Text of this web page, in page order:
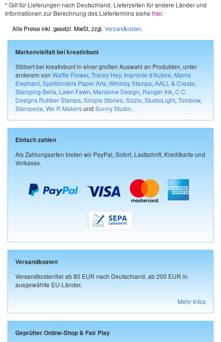
* Gilt für Lieferungen nach Deutschland. Lieferzeiten für andere Länder und
Informationen zur Berechnung des Liefertermins siehe hier.
Alle Preise inkl. gesetzl. MwSt, zzgl. Versandkosten.
Markenvielfalt bei kreativbunt
Stöbert bei kreativbunt in einer großen Auswahl an Produkten, unter
anderem von Waffle Flower, Tracey Hey, Impronte d'Autore, Mama
Elephant, Spellbinders Paper Arts, Whimsy Stamps, AALL & Create,
Stamping Bella, Lawn Fawn, Marianne Design, Ranger Ink, C.C.
Designs Rubber Stamps, Simple Stories, Sizzix, StudioLight, Tombow,
Stamperia, We R Makersund Sunny Studio.
Einfach zahlen
Als Zahlungsarten bieten wir PayPal, Sofort, Lastschrift, Kreditkarte und
Vorkasse.
Versandkosten
Versandkostenfrei ab 80 EUR nach Deutschland, ab 200 EUR in
ausgewählte EU-Länder.
Mehr Infos
Geprüfter Online-Shop & Fair Play